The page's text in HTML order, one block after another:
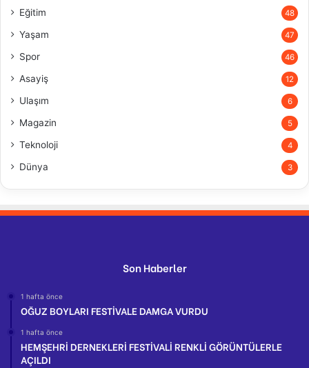
Eğitim 48
Yaşam 47
Spor 46
Asayiş 12
Ulaşım 6
Magazin 5
Teknoloji 4
Dünya 3
Son Haberler
1 hafta önce
OĞUZ BOYLARI FESTİVALE DAMGA VURDU
1 hafta önce
HEMŞEHRİ DERNEKLERİ FESTİVALİ RENKLİ GÖRÜNTÜLERLE
AÇILDI